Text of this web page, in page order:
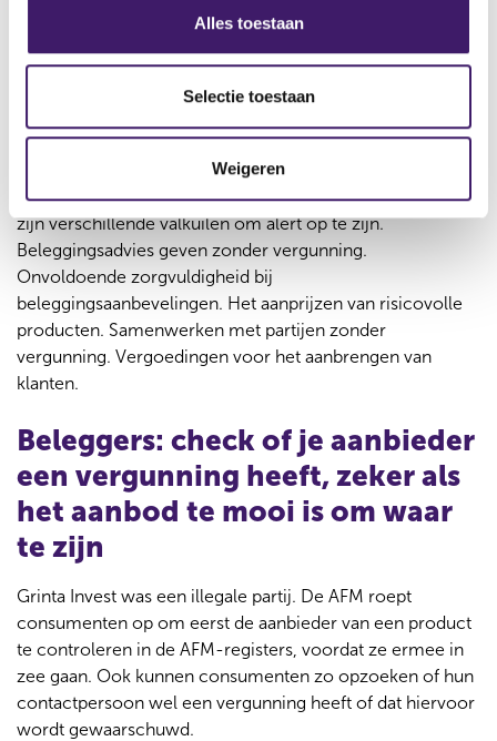
Alles toestaan
Selectie toestaan
Weigeren
beïnvloeders: voorkom
valkuilen in je werkwijze
AFM een rapport naar buiten gebracht over de
geconstateerde valkuilen bij de werkwijze van
finfluencers, die ook gelden voor andere beïnvloeders. Er
zijn verschillende valkuilen om alert op te zijn.
Beleggingsadvies geven zonder vergunning.
Onvoldoende zorgvuldigheid bij
beleggingsaanbevelingen. Het aanprijzen van risicovolle
producten. Samenwerken met partijen zonder
vergunning. Vergoedingen voor het aanbrengen van
klanten.
Beleggers: check of je aanbieder
een vergunning heeft, zeker als
het aanbod te mooi is om waar
te zijn
Grinta Invest was een illegale partij. De AFM roept
consumenten op om eerst de aanbieder van een product
te controleren in de AFM-registers, voordat ze ermee in
zee gaan. Ook kunnen consumenten zo opzoeken of hun
contactpersoon wel een vergunning heeft of dat hiervoor
wordt gewaarschuwd.